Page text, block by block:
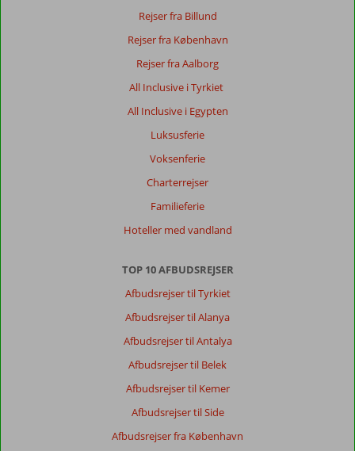
Rejser fra Billund
Rejser fra København
Rejser fra Aalborg
All Inclusive i Tyrkiet
All Inclusive i Egypten
Luksusferie
Voksenferie
Charterrejser
Familieferie
Hoteller med vandland
TOP 10 AFBUDSREJSER
Afbudsrejser til Tyrkiet
Afbudsrejser til Alanya
Afbudsrejser til Antalya
Afbudsrejser til Belek
Afbudsrejser til Kemer
Afbudsrejser til Side
Afbudsrejser fra København